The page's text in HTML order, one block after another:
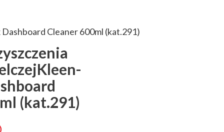
Cleaner 600ml (kat.291)
(kat.291)